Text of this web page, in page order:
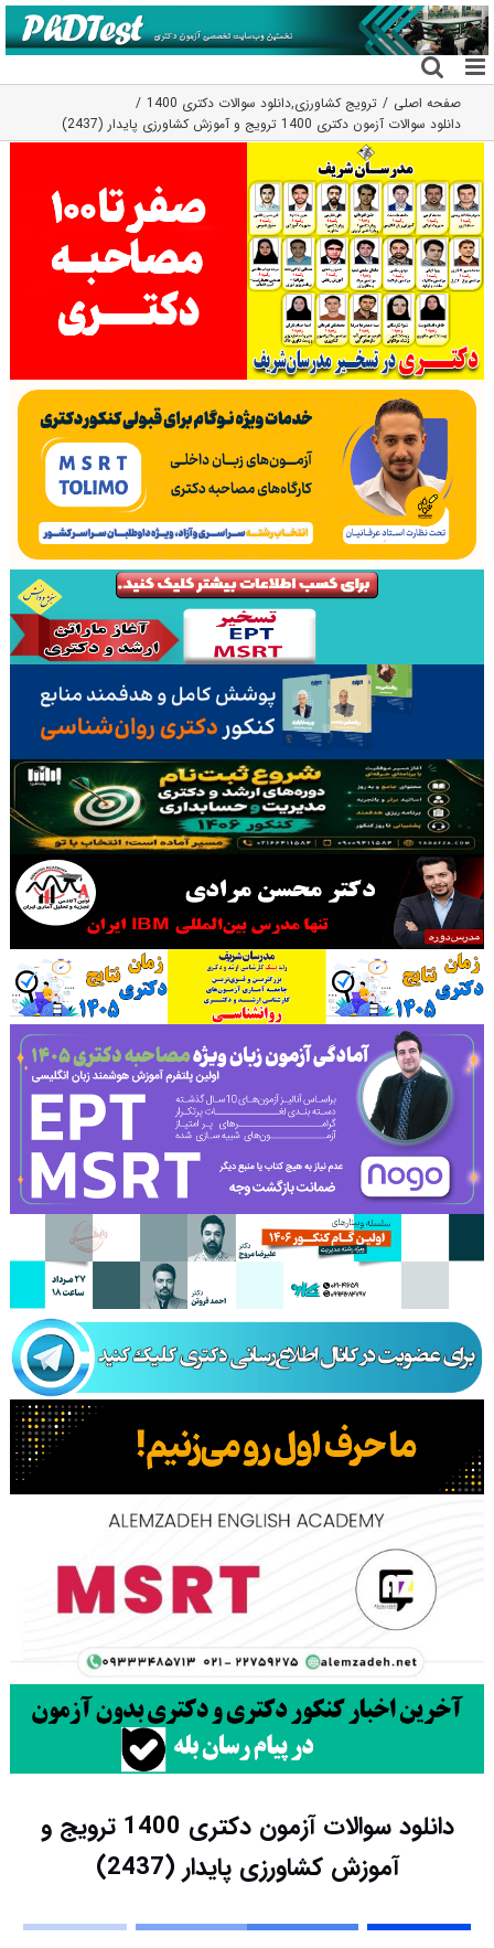
رفتن
به
محتوا
صفحه اصلی ترویج کشاورزی,دانلود سوالات دکتری 1400
دانلود سوالات آزمون دکتری 1400 ترویج و آموزش کشاورزی پایدار (2437)
دانلود سوالات آزمون دکتری 1400 ترویج و
آموزش کشاورزی پایدار (2437)